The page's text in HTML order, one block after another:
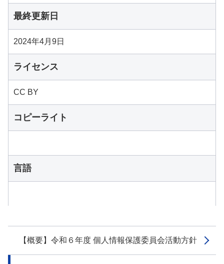
【概要】令和６年度 個人情報保護委員会活動方針
最終更新日
2024年4月9日
ライセンス
CC BY
コピーライト
言語